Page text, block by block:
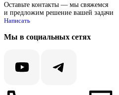
Оставьте контакты — мы свяжемся
и предложим решение вашей задачи
Написать
Мы в социальных сетях